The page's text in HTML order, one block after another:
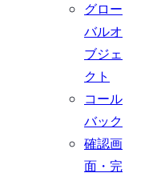
グロー
バルオ
ブジェ
クト
コール
バック
確認画
面・完